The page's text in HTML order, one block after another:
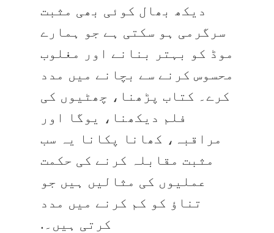
دیکھ بھال کوئی بھی مثبت
سرگرمی ہو سکتی ہے جو ہمارے
موڈ کو بہتر بنانے اور مغلوب
محسوس کرنے سے بچانے میں مدد
کرے۔ کتاب پڑھنا، چھٹیوں کی
فلم دیکھنا، یوگا اور
مراقبہ، کھانا پکانا یہ سب
مثبت مقابلہ کرنے کی حکمت
عملیوں کی مثالیں ہیں جو
تناؤ کو کم کرنے میں مدد
کرتی ہیں۔.